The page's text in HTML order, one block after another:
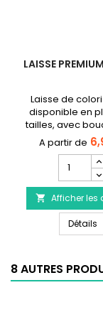
LAISSE
Laisse de
disponible en
tailles, avec
attacher la
chien ou un
quantité
du
produit
Laisse
Premium
Océan
 Afficher les
Détails
8 AUTRES